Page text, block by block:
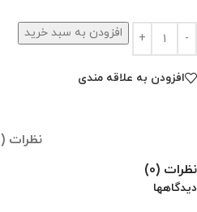
افزودن به سبد خرید
افزودن به علاقه مندی
نظرات (0)
نظرات (0)
دیدگاهها